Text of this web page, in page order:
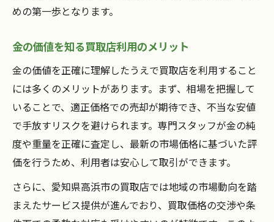
買取店の無料相談サービスの上手な活用法
信頼できる買取店の見極め方と注意点
現金化で納得の取引を目指すための最終ガイド
買取店で賢く金を現金化する締めくくり
金売却後のアフターサービスと買取店選び
買取店活用で現金化までの流れをおさらい
現金化に失敗しない買取店での対策とは
めの第一歩となります。
金の価値を知る買取店利用のメリット
金の価値を正確に理解したうえで買取店を利用すること
には多くのメリットがあります。まず、相場を把握して
いることで、適正価格での売却が期待でき、不当な安値
で手放すリスクを避けられます。専門スタッフが金の純
度や重量を正確に査定し、最新の市場価格に基づいた評
価を行うため、利用者は安心して取引ができます。
さらに、愛知県高浜市の買取店では地域の市場動向を踏
まえたサービス提供が進んでおり、買取価格の交渉や条